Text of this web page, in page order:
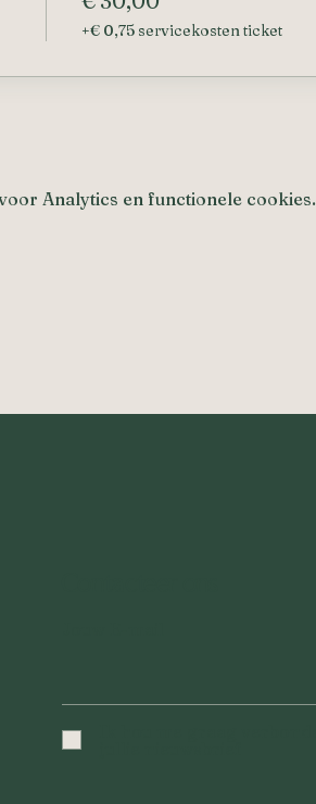
+€ 0,75 servicekosten ticket
Analytics en functionele cookies.